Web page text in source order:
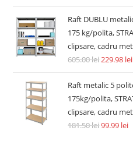
Raft DUBLU
175 kg/polita,
clipsare, cadru
605.00lei229.98 lei
Raft metalic 5
175kg/polita,
clipsare, cadru
181.50lei99.99 lei